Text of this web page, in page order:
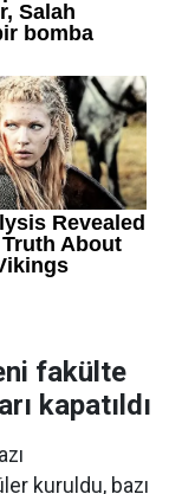
fakülte
kapatıldı
kuruldu, bazı